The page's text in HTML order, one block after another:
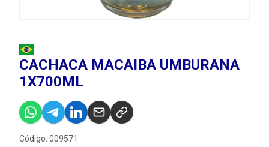
CACHACA MACAIBA UMBURANA
1X700ML
Código: 009571